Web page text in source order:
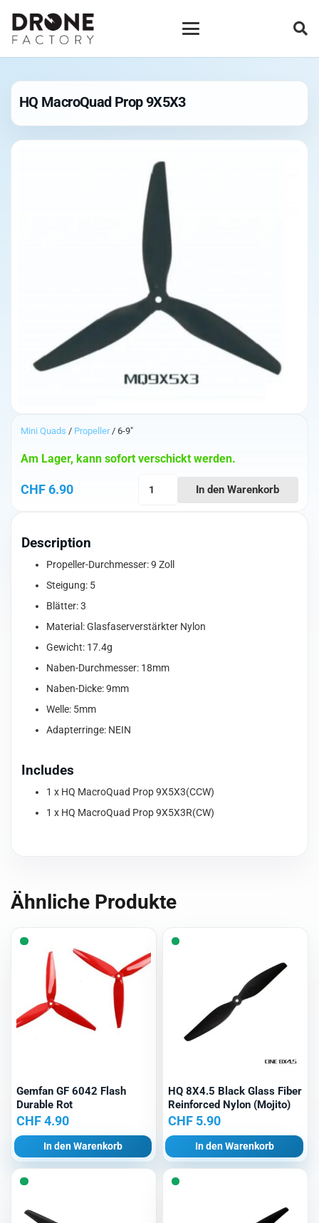
HQ MacroQuad Prop 9X5X3
Mini Quads / Propeller/ 6-9"
CHF6.90
Am Lager, kann sofort verschickt werden.
In den Warenkorb
Description
Propeller-Durchmesser: 9 Zoll
Steigung: 5
Blätter: 3
Material: Glasfaserverstärkter Nylon
Gewicht: 17.4g
Naben-Durchmesser: 18mm
Naben-Dicke: 9mm
Welle: 5mm
Adapterringe: NEIN
Includes
1 x HQ MacroQuad Prop 9X5X3(CCW)
1 x HQ MacroQuad Prop 9X5X3R(CW)
Ähnliche Produkte
Gemfan GF 6042 Flash
Durable Rot
CHF4.90
In den Warenkorb
HQ 8X4.5 Black Glass Fiber
Reinforced Nylon (Mojito)
CHF5.90
In den Warenkorb